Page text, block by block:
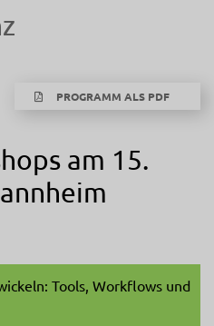
PROGRAMM ALS PDF
am 15.
Tools, Workflows und